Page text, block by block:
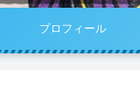
プロフィール